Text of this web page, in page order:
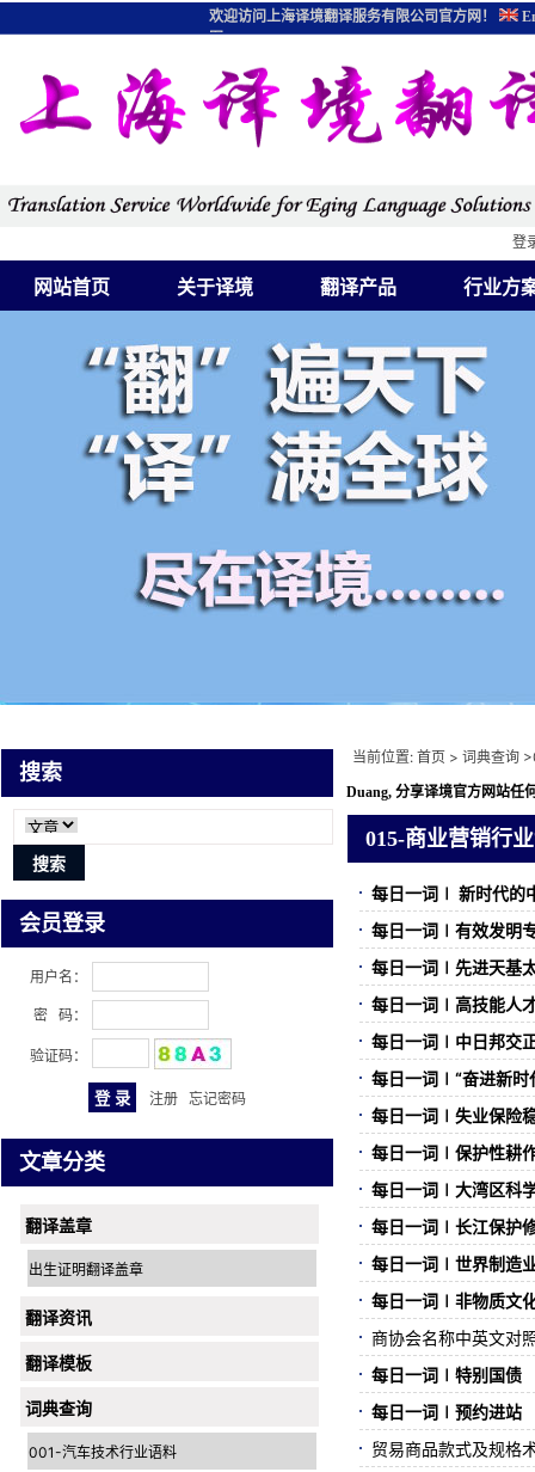
网站首页 关于译境 翻译产品 行业方
登
欢迎访问上海译境翻译服务有限公司官方网！
图
搜索
会员登录
用户名：
密 码：
验证码：
注册 忘记密码
文章分类
翻译盖章
出生证明翻译盖章
翻译资讯
翻译模板
词典查询
001-汽车技术行业语料
当前位置: 首页 > 词典查询 >
Duang, 分享译境官方网站任
015-商业营销行
每日一词∣ 新时代
每日一词∣有效发明
每日一词∣先进天基
每日一词∣高技能人
每日一词∣中日邦交
每日一词∣“奋进新
每日一词∣失业保险
每日一词∣保护性耕
每日一词∣大湾区科
每日一词∣长江保护
每日一词∣世界制造
每日一词∣非物质文
商协会名称中英文对
每日一词∣特别国债
每日一词∣预约进站
贸易商品款式及规格